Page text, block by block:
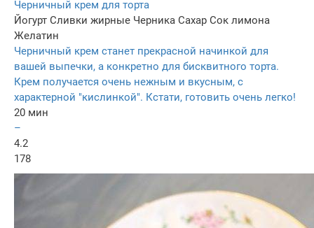
Черничный крем для торта
Йогурт Сливки жирные Черника Сахар Сок лимона
Желатин
Черничный крем станет прекрасной начинкой для
вашей выпечки, а конкретно для бисквитного торта.
Крем получается очень нежным и вкусным, с
характерной "кислинкой". Кстати, готовить очень легко!
20 мин
–
4.2
178